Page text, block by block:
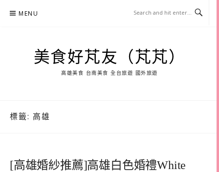
MENU
美食好芃友（芃芃）
高雄美食 台南美食 全台旅遊 國外旅遊
標籤: 高雄
[高雄婚紗推薦]高雄白色婚禮White